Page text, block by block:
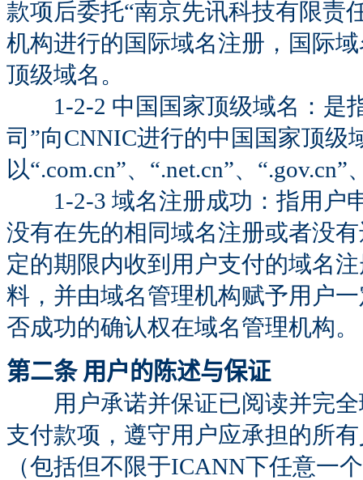
款项后委托“南京先讯科技有限责
机构进行的国际域名注册，国际域
顶级域名。
1-2-2 中国国家顶级域名：是
司”向CNNIC进行的中国国家顶级
以“.com.cn”、“.net.cn”、
1-2-3 域名注册成功：指用户
没有在先的相同域名注册或者没
定的期限内收到用户支付的域名
料，并由域名管理机构赋予用户
否成功的确认权在域名管理机构。
第二条 用户的陈述与保证
用户承诺并保证已阅读并完全
支付款项，遵守用户应承担的所
（包括但不限于ICANN下任意一